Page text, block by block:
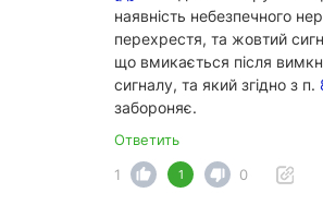
наявність небезпечного
перехрестя, та жовтий
що вмикається після
сигналу, та який згідно з п.
забороняє.
Ответить
1
1 0